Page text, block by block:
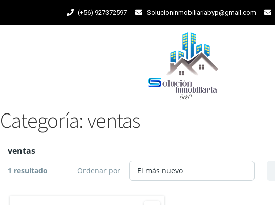
(+56) 927372597 Solucioninmobiliariabyp@gmail.com
Categoría:ventas
ventas
1 resultado Ordenar por